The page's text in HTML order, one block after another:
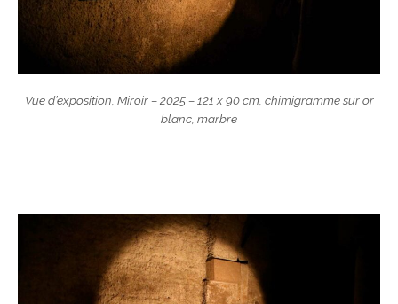
Vue d’exposition, Miroir – 2025 – 121 x 90 cm, chimigramme sur or
blanc, marbre